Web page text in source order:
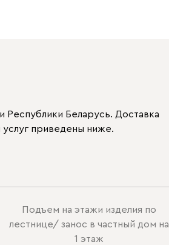
Беларусь. Доставка
услуг приведены ниже.
Подъем на этажи изделия по
лестнице/ занос в частный дом на
1 этаж